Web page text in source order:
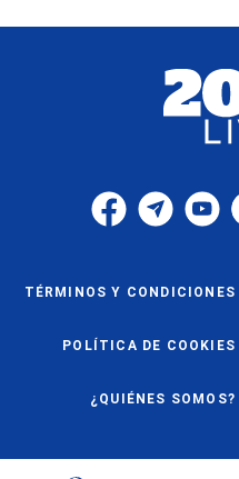
TÉRMINOS Y CONDICIONES
POLÍTICA DE COOKIES
¿QUIÉNES SOMOS?